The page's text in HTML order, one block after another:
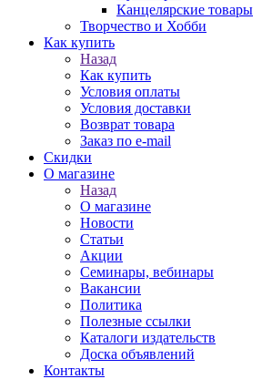
Канцелярские товары
Творчество и Хобби
Как купить
Назад
Как купить
Условия оплаты
Условия доставки
Возврат товара
Заказ по e-mail
Скидки
О магазине
Назад
О магазине
Новости
Статьи
Акции
Семинары, вебинары
Вакансии
Политика
Полезные ссылки
Каталоги издательств
Доска объявлений
Контакты